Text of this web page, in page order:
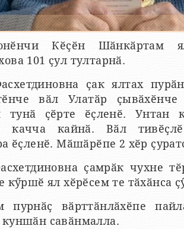
Кӗҫӗн Шӑнкӑртам
101 ҫул тултарнӑ.
ҫак ялтах
вӑл Улатӑр
тунӑ ҫӗрте ӗҫленӗ. Унтан
качча кайнӑ. Вӑл
ӗҫленӗ. Мӑшӑрӗпе 2 хӗр
ҫамрӑк чухне
кӳршӗ ял хӗрӗсем те тӑхӑнса
пурнӑҫ вӑрттӑнлӑхӗпе
савӑнмалла.